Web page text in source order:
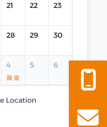
21 22 23
28 29 30
4 5 6
Location